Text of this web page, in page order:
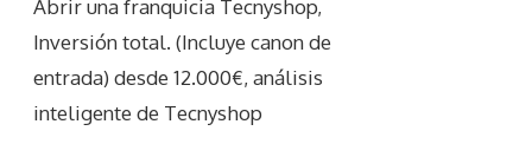
Abrir una franquicia Tecnyshop,
Inversión total. (Incluye canon de
entrada) desde 12.000€, análisis
inteligente de Tecnyshop